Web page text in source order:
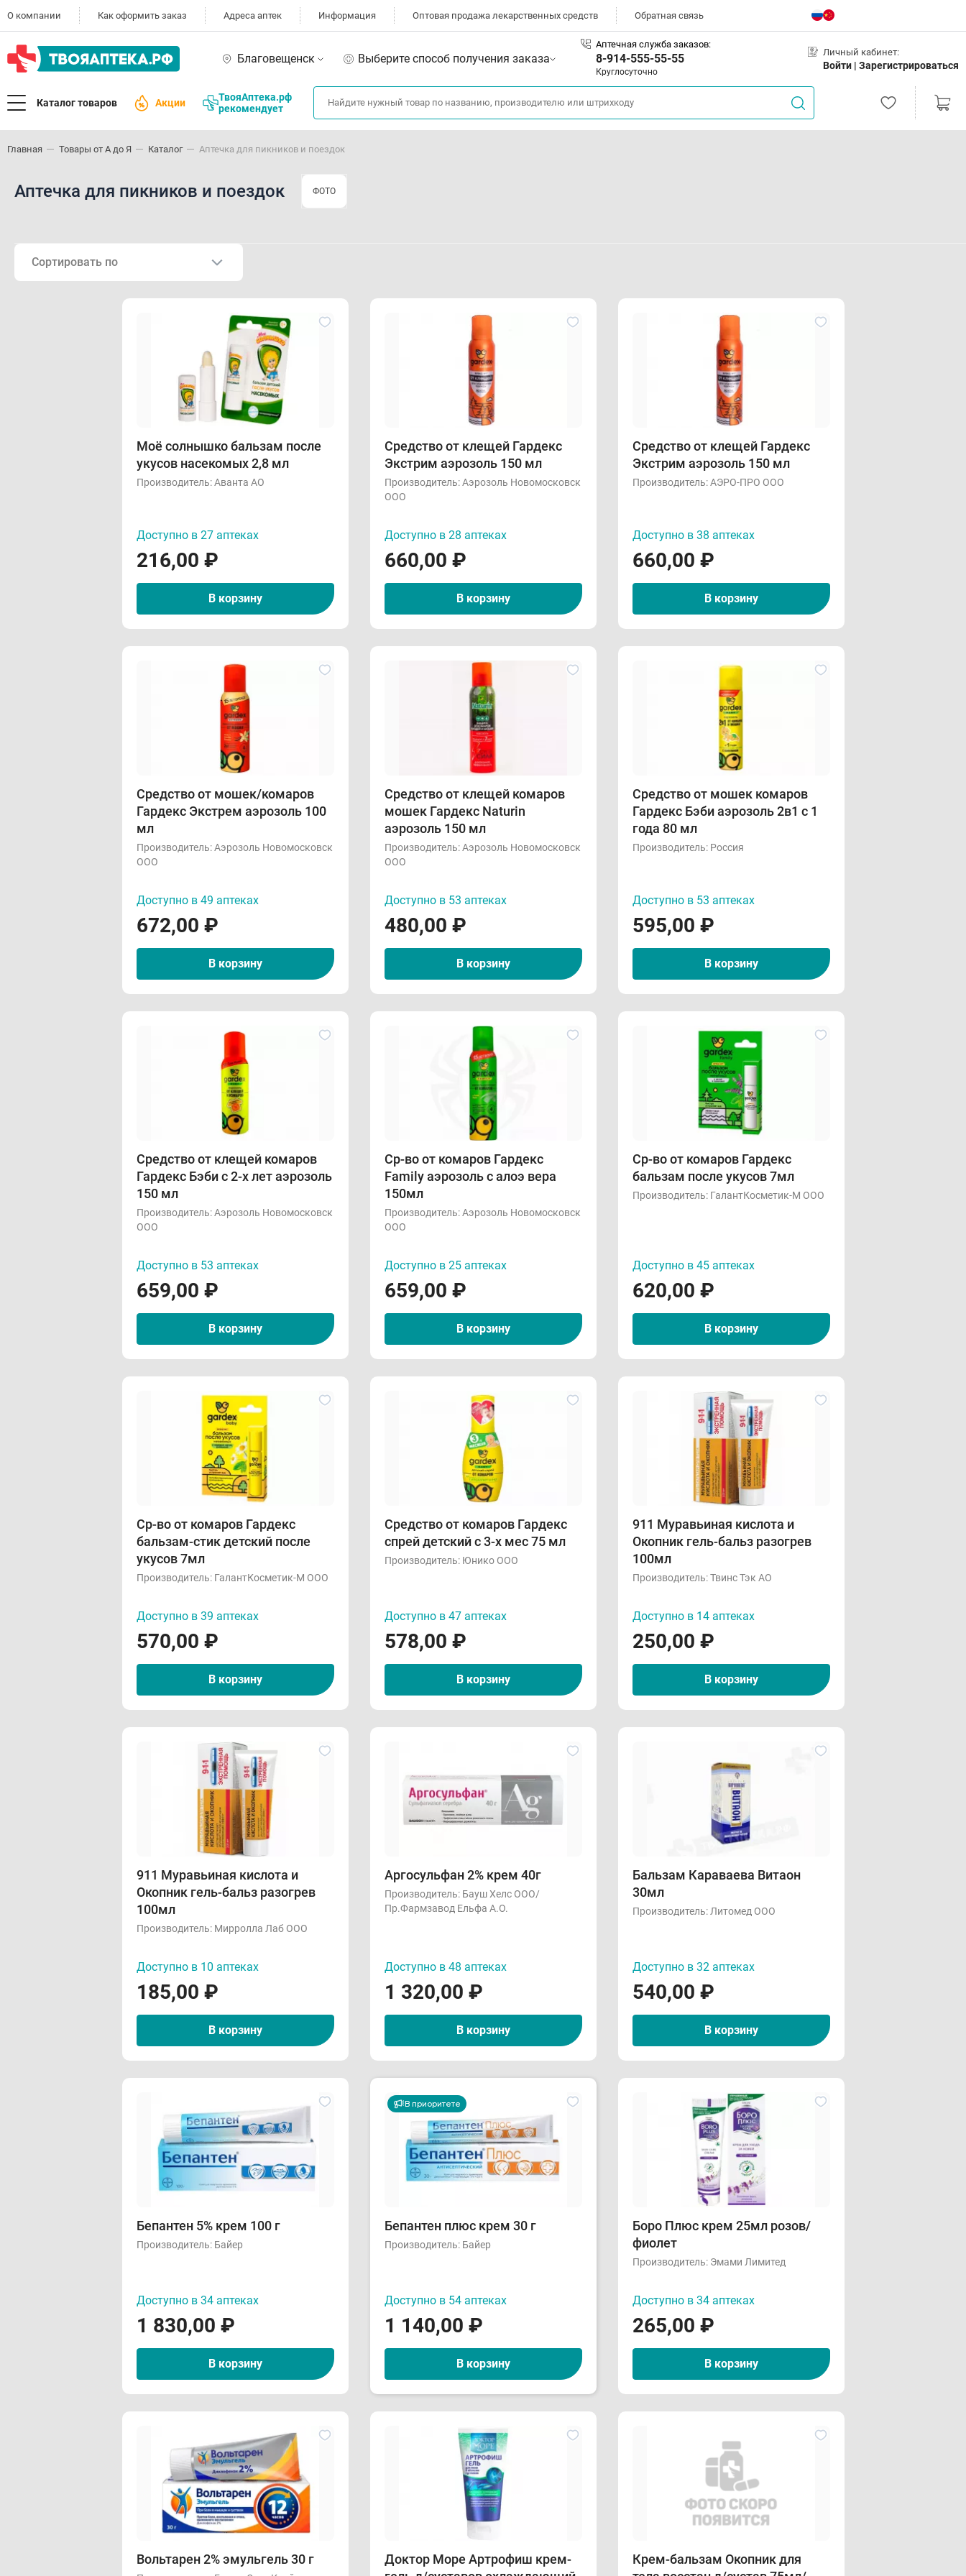
О компании Как оформить заказ Адреса аптек Информация Оптовая продажа лекарственных средств Обратная связь
Благовещенск Выберите способ получения заказа
Аптечная служба заказов:
8-914-555-55-55
Круглосуточно
Личный кабинет:
Войти | Зарегистрироваться
Каталог товаров Акции
ТвояАптека.рф
рекомендует
Главная Товары от А до Я Каталог Аптечка для пикников и поездок
Аптечка для пикников и поездок ФОТО
Сортировать по
Моё солнышко бальзам после
укусов насекомых 2,8 мл
Производитель:Аванта АО
Доступно в 27 аптеках
216,00 ₽
В корзину
Средство от клещей Гардекс
Экстрим аэрозоль 150 мл
Производитель:Аэрозоль Новомосковск
ООО
Доступно в 28 аптеках
660,00 ₽
В корзину
Средство от клещей Гардекс
Экстрим аэрозоль 150 мл
Производитель:АЭРО-ПРО ООО
Доступно в 38 аптеках
660,00 ₽
В корзину
Средство от мошек/комаров
Гардекс Экстрем аэрозоль 100
мл
Производитель:Аэрозоль Новомосковск
ООО
Доступно в 49 аптеках
672,00 ₽
В корзину
Средство от клещей комаров
мошек Гардекс Naturin
аэрозоль 150 мл
Производитель:Аэрозоль Новомосковск
ООО
Доступно в 53 аптеках
480,00 ₽
В корзину
Средство от мошек комаров
Гардекс Бэби аэрозоль 2в1 с 1
года 80 мл
Производитель: Россия
Доступно в 53 аптеках
595,00 ₽
В корзину
Средство от клещей комаров
Гардекс Бэби с 2-х лет аэрозоль
150 мл
Производитель:Аэрозоль Новомосковск
ООО
Доступно в 53 аптеках
659,00 ₽
В корзину
Ср-во от комаров Гардекс
Family аэрозоль с алоэ вера
150мл
Производитель:Аэрозоль Новомосковск
ООО
Доступно в 25 аптеках
659,00 ₽
В корзину
Ср-во от комаров Гардекс
бальзам после укусов 7мл
Производитель: ГалантКосметик-М ООО
Доступно в 45 аптеках
620,00 ₽
В корзину
Ср-во от комаров Гардекс
бальзам-стик детский после
укусов 7мл
Производитель: ГалантКосметик-М ООО
Доступно в 39 аптеках
570,00 ₽
В корзину
Средство от комаров Гардекс
спрей детский с 3-х мес 75 мл
Производитель: Юнико ООО
Доступно в 47 аптеках
578,00 ₽
В корзину
911 Муравьиная кислота и
Окопник гель-бальз разогрев
100мл
Производитель:Твинс Тэк АО
Доступно в 14 аптеках
250,00 ₽
В корзину
911 Муравьиная кислота и
Окопник гель-бальз разогрев
100мл
Производитель: Мирролла Лаб ООО
Доступно в 10 аптеках
185,00 ₽
В корзину
Аргосульфан 2% крем 40г
Производитель: Бауш Хелс ООО/
Пр.Фармзавод Ельфа А.О.
Доступно в 48 аптеках
1 320,00 ₽
В корзину
Бальзам Караваева Витаон
30мл
Производитель: Литомед ООО
Доступно в 32 аптеках
540,00 ₽
В корзину
Бепантен 5% крем 100 г
Производитель: Байер
Доступно в 34 аптеках
1 830,00 ₽
В корзину
В приоритете
Бепантен плюс крем 30 г
Производитель: Байер
Доступно в 54 аптеках
1 140,00 ₽
В корзину
Боро Плюс крем 25мл розов/
фиолет
Производитель: Эмами Лимитед
Доступно в 34 аптеках
265,00 ₽
В корзину
Вольтарен 2% эмульгель 30 г
Доктор Море Артрофиш крем-
Крем-бальзам Окопник для